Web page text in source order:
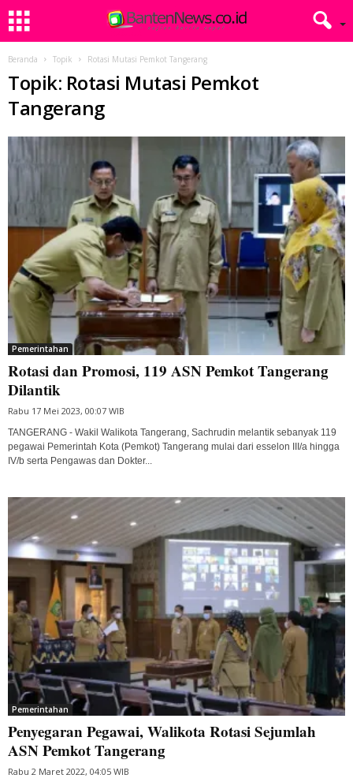
Beranda Topik Rotasi Mutasi Pemkot Tangerang
Topik: Rotasi Mutasi Pemkot
Tangerang
Pemerintahan
Rotasi dan Promosi, 119 ASN Pemkot Tangerang
Dilantik
Rabu 17 Mei 2023, 00:07 WIB
TANGERANG - Wakil Walikota Tangerang, Sachrudin melantik sebanyak 119
pegawai Pemerintah Kota (Pemkot) Tangerang mulai dari esselon III/a hingga
IV/b serta Pengawas dan Dokter...
Pemerintahan
Penyegaran Pegawai, Walikota Rotasi Sejumlah
ASN Pemkot Tangerang
Rabu 2 Maret 2022, 04:05 WIB